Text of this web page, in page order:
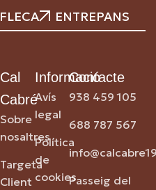
FLECA ENTREPANS
Cal
Cabré
Sobre
nosaltres
Targeta
Client
Informació
Avís
legal
Política
de
cookies
Contacte
938 459 105
688 787 567
Passeig del